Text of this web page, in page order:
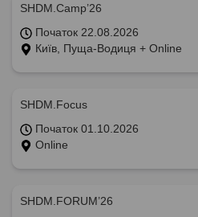
SHDM.Camp’26
Початок 22.08.2026
Київ, Пуща-Водиця + Online
SHDM.Focus
Початок 01.10.2026
Online
SHDM.FORUM’26